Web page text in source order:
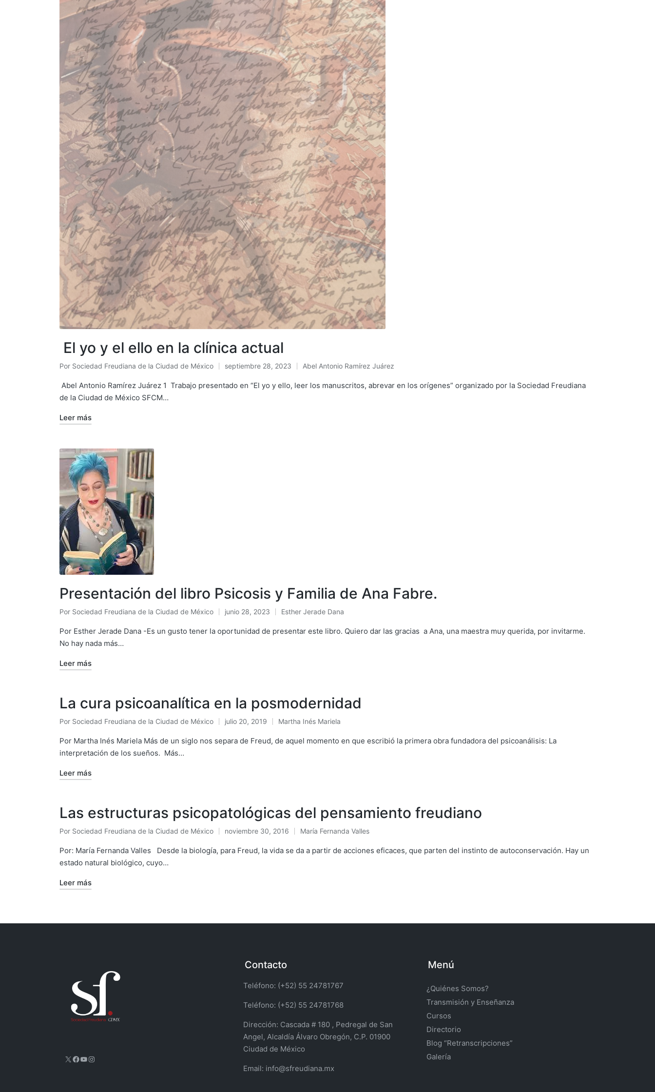
El yo y el ello en la clínica actual
Publicado
por
Por Sociedad Freudiana de la Ciudad de México septiembre 28, 2023
Publicado
en
Abel Antonio Ramírez Juárez
Abel Antonio Ramírez Juárez 1 Trabajo presentado en “El yo y ello, leer los manuscritos, abrevar en los orígenes” organizado por la Sociedad Freudiana
de la Ciudad de México SFCM…
Leer más
Presentación del libro Psicosis y Familia de Ana Fabre.
Publicado
por
Por Sociedad Freudiana de la Ciudad de México junio 28, 2023
Publicado
en
Esther Jerade Dana
Por Esther Jerade Dana -Es un gusto tener la oportunidad de presentar este libro. Quiero dar las gracias a Ana, una maestra muy querida, por invitarme.
No hay nada más…
Leer más
La cura psicoanalítica en la posmodernidad
Publicado
por
Por Sociedad Freudiana de la Ciudad de México julio 20, 2019
Publicado
en
Martha Inés Mariela
Por Martha Inés Mariela Más de un siglo nos separa de Freud, de aquel momento en que escribió la primera obra fundadora del psicoanálisis: La
interpretación de los sueños. Más…
Leer más
Las estructuras psicopatológicas del pensamiento freudiano
Publicado
por
Por Sociedad Freudiana de la Ciudad de México noviembre 30, 2016
Publicado
en
María Fernanda Valles
Por: María Fernanda Valles Desde la biología, para Freud, la vida se da a partir de acciones eficaces, que parten del instinto de autoconservación. Hay un
estado natural biológico, cuyo…
Leer más
X Facebook
YouTube
Instagram
Contacto
Teléfono: (+52) 55 24781767
Teléfono: (+52) 55 24781768
Dirección: Cascada # 180 , Pedregal de San
Angel, Alcaldía Álvaro Obregón, C.P. 01900
Ciudad de México
Email: info@sfreudiana.mx
Menú
¿Quiénes Somos?
Transmisión y Enseñanza
Cursos
Directorio
Blog “Retranscripciones”
Galería